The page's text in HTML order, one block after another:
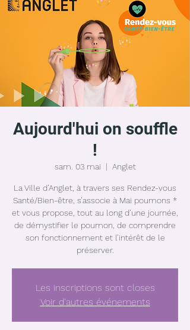
Aujourd'hui on souffle
!
sam. 03 mai
  |
Anglet
La Ville d’Anglet, à travers ses Rendez-vous
Santé/Bien-être, s’associe à Mai poumons *
et vous propose, tout au long d’une journée,
de démystifier le poumon, de comprendre
son fonctionnement et l’intérêt de le
préserver.
Les inscriptions sont closes
Voir d'autres événements